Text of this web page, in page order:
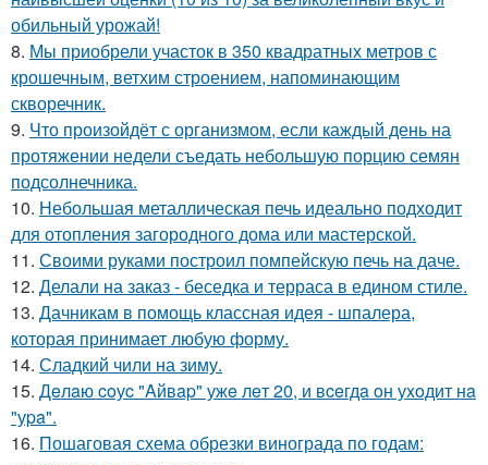
обильный урожай!
8. Мы приобрели участок в 350 квадратных метров с
крошечным, ветхим строением, напоминающим
скворечник.
9. Что произойдёт с организмом, если каждый день на
протяжении недели съедать небольшую порцию семян
подсолнечника.
10. Небольшая металлическая печь идеально подходит
для отопления загородного дома или мастерской.
11. Своими руками построил помпейскую печь на даче.
12. Делали на заказ - беседка и терраса в едином стиле.
13. Дачникам в помощь классная идея - шпалера,
которая принимает любую форму.
14. Сладкий чили на зиму.
15. Дeлaю coуc "Aйвap" ужe лeт 20, и вceгдa oн уxoдит нa
"уpa".
16. Пошаговая схема обрезки винограда по годам: